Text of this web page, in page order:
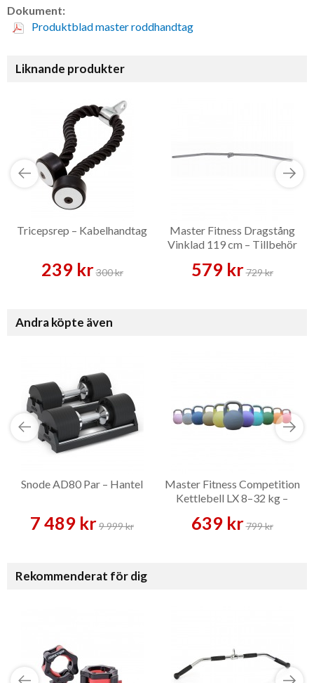
Dokument:
Produktblad master roddhandtag
Liknande produkter
Tricepsrep – Kabelhandtag
239 kr300 kr
Master Fitness Dragstång
Vinklad 119 cm – Tillbehör
579 kr729 kr
Andra köpte även
Snode AD80 Par – Hantel
7 489 kr9 999 kr
Master Fitness Competition
Kettlebell LX 8–32 kg –
639 kr799 kr
Rekommenderat för dig